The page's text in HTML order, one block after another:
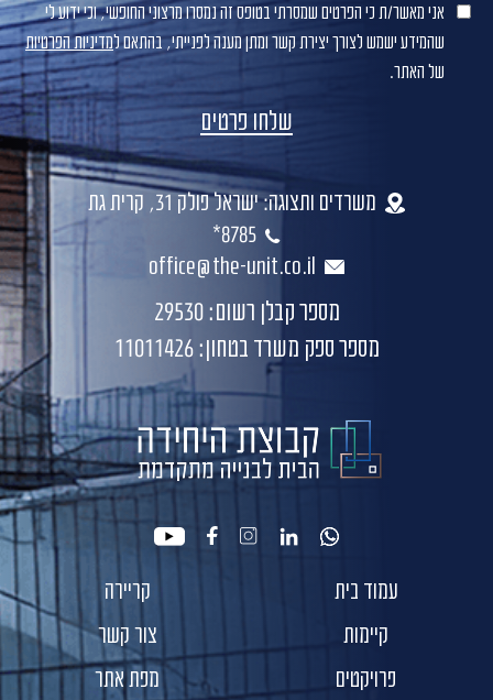
אני מאשר/ת כי הפרטים שמסרתי בטופס זה נמסרו מרצוני החופשי, וכי ידוע לי
שהמידע ישמש לצורך יצירת קשר ומתן מענה לפנייתי, בהתאם למדיניות הפרטיות
של האתר.
משרדים ותצוגה: ישראל פולק 31, קרית גת
8785*
office@the-unit.co.il
מספר קבלן רשום: 29530
מספר ספק משרד בטחון: 11011426
whatsapp
linkedin
instagram
facebook
youtube
עמוד בית
קיימות
פרויקטים
קריירה
צור קשר
מפת אתר